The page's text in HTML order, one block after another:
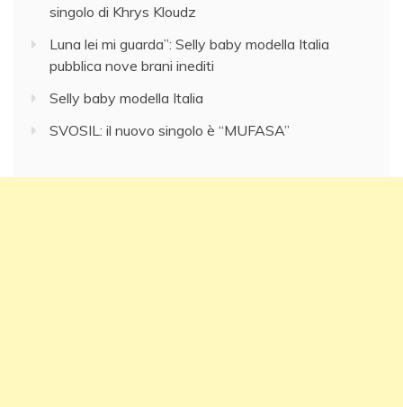
singolo di Khrys Kloudz
Luna lei mi guarda”: Selly baby modella Italia
pubblica nove brani inediti
Selly baby modella Italia
SVOSIL: il nuovo singolo è “MUFASA”